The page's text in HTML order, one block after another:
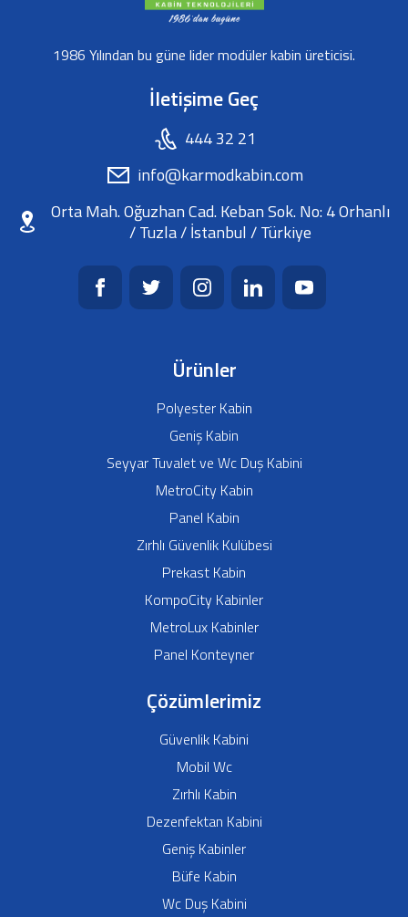
1986 Yılından bu güne lider modüler kabin üreticisi.
İletişime Geç
444 32 21
info@karmodkabin.com
Orta Mah. Oğuzhan Cad. Keban Sok. No: 4 Orhanlı
/ Tuzla / İstanbul / Türkiye
Ürünler
Polyester Kabin
Geniş Kabin
Seyyar Tuvalet ve Wc Duş Kabini
MetroCity Kabin
Panel Kabin
Zırhlı Güvenlik Kulübesi
Prekast Kabin
KompoCity Kabinler
MetroLux Kabinler
Panel Konteyner
Çözümlerimiz
Güvenlik Kabini
Mobil Wc
Zırhlı Kabin
Dezenfektan Kabini
Geniş Kabinler
Büfe Kabin
Wc Duş Kabini